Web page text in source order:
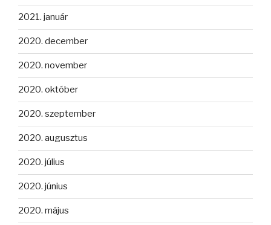
2021. január
2020. december
2020. november
2020. október
2020. szeptember
2020. augusztus
2020. július
2020. június
2020. május